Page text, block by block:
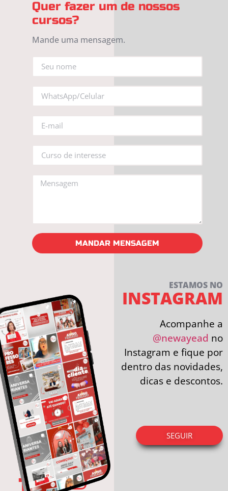
Quer fazer um de nossos
cursos?
Mande uma mensagem.
MANDAR MENSAGEM
ESTAMOS NO
INSTAGRAM
Acompanhe a
@newayead no
Instagram e fique por
dentro das novidades,
dicas e descontos.
SEGUIR